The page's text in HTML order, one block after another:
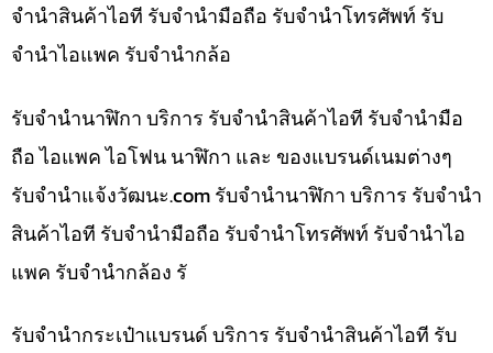
จำนำสินค้าไอที รับจำนำมือถือ รับจำนำโทรศัพท์ รับ
จำนำไอแพค รับจำนำกล้อ
รับจำนำนาฬิกา บริการ รับจำนำสินค้าไอที รับจำนำมือ
ถือ ไอแพค ไอโฟน นาฬิกา และ ของแบรนด์เนมต่างๆ
รับจํานําแจ้งวัฒนะ.com รับจำนำนาฬิกา บริการ รับจำนำ
สินค้าไอที รับจำนำมือถือ รับจำนำโทรศัพท์ รับจำนำไอ
แพค รับจำนำกล้อง รั
รับจำนำกระเป๋าแบรนด์ บริการ รับจำนำสินค้าไอที รับ